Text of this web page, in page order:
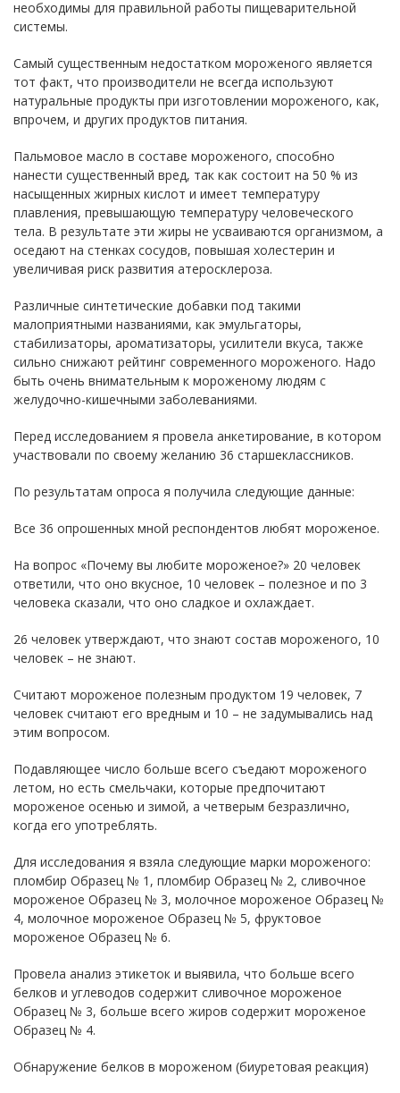
необходимы для правильной работы пищеварительной
системы.
Самый существенным недостатком мороженого является
тот факт, что производители не всегда используют
натуральные продукты при изготовлении мороженого, как,
впрочем, и других продуктов питания.
Пальмовое масло в составе мороженого, способно
нанести существенный вред, так как состоит на 50 % из
насыщенных жирных кислот и имеет температуру
плавления, превышающую температуру человеческого
тела. В результате эти жиры не усваиваются организмом, а
оседают на стенках сосудов, повышая холестерин и
увеличивая риск развития атеросклероза.
Различные синтетические добавки под такими
малоприятными названиями, как эмульгаторы,
стабилизаторы, ароматизаторы, усилители вкуса, также
сильно снижают рейтинг современного мороженого. Надо
быть очень внимательным к мороженому людям с
желудочно-кишечными заболеваниями.
Перед исследованием я провела анкетирование, в котором
участвовали по своему желанию 36 старшеклассников.
По результатам опроса я получила следующие данные:
Все 36 опрошенных мной респондентов любят мороженое.
На вопрос «Почему вы любите мороженое?» 20 человек
ответили, что оно вкусное, 10 человек – полезное и по 3
человека сказали, что оно сладкое и охлаждает.
26 человек утверждают, что знают состав мороженого, 10
человек – не знают.
Считают мороженое полезным продуктом 19 человек, 7
человек считают его вредным и 10 – не задумывались над
этим вопросом.
Подавляющее число больше всего съедают мороженого
летом, но есть смельчаки, которые предпочитают
мороженое осенью и зимой, а четверым безразлично,
когда его употреблять.
Для исследования я взяла следующие марки мороженого:
пломбир Образец № 1, пломбир Образец № 2, сливочное
мороженое Образец № 3, молочное мороженое Образец №
4, молочное мороженое Образец № 5, фруктовое
мороженое Образец № 6.
Провела анализ этикеток и выявила, что больше всего
белков и углеводов содержит сливочное мороженое
Образец № 3, больше всего жиров содержит мороженое
Образец № 4.
Обнаружение белков в мороженом (биуретовая реакция)